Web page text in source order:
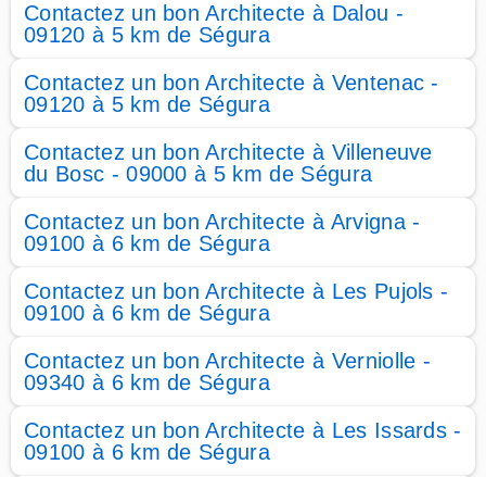
Contactez un bon Architecte à Dalou -
09120 à 5 km de Ségura
Contactez un bon Architecte à Ventenac -
09120 à 5 km de Ségura
Contactez un bon Architecte à Villeneuve
du Bosc - 09000 à 5 km de Ségura
Contactez un bon Architecte à Arvigna -
09100 à 6 km de Ségura
Contactez un bon Architecte à Les Pujols -
09100 à 6 km de Ségura
Contactez un bon Architecte à Verniolle -
09340 à 6 km de Ségura
Contactez un bon Architecte à Les Issards -
09100 à 6 km de Ségura